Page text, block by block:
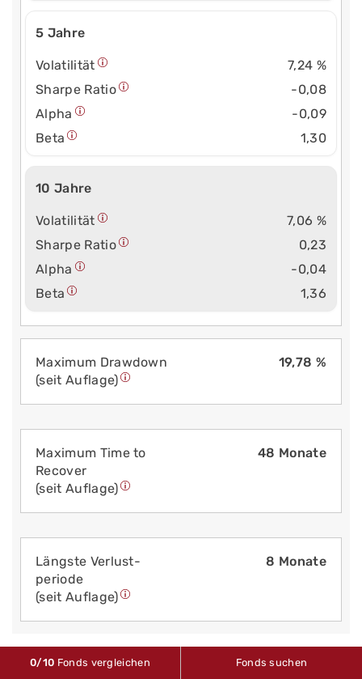
5 Jahre
Volatilität
7,24 %
Sharpe Ratio
-0,08
Alpha
-0,09
Beta
1,30
10 Jahre
Volatilität
7,06 %
Sharpe Ratio
0,23
Alpha
-0,04
Beta
1,36
Maximum Drawdown
(seit Auflage)
19,78 %
Maximum Time to
Recover
(seit Auflage)
48 Monate
Längste Verlust­
periode
(seit Auflage)
8 Monate
0/10 Fonds vergleichen Fonds suchen